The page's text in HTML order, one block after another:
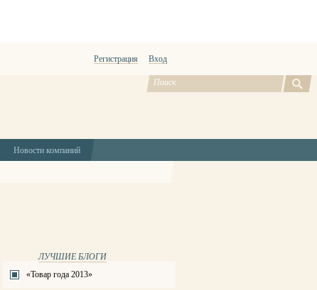
Регистрация Вход
Новости компаний
ЛУЧШИЕ БЛОГИ
«Товар года 2013»